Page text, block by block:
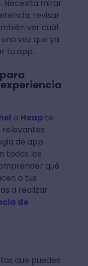
hora de
¿cómo?
te
. Necesita mirar
revisar
ver cuál
vez que ya
tu app.
de app